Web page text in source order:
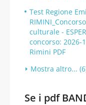
Test Regione
culturale -
concorso: 2026-
Rimini PDF
Mostra altro...
Se i pdf